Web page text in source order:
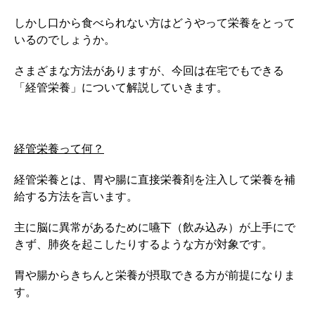
しかし口から食べられない方はどうやって栄養をとって
いるのでしょうか。
さまざまな方法がありますが、今回は在宅でもできる
「経管栄養」について解説していきます。
経管栄養って何？
経管栄養とは、胃や腸に直接栄養剤を注入して栄養を補
給する方法を言います。
主に脳に異常があるために嚥下（飲み込み）が上手にで
きず、肺炎を起こしたりするような方が対象です。
胃や腸からきちんと栄養が摂取できる方が前提になりま
す。